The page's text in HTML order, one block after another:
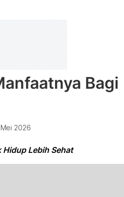
Bagi
Mei 2026
Lebih Sehat